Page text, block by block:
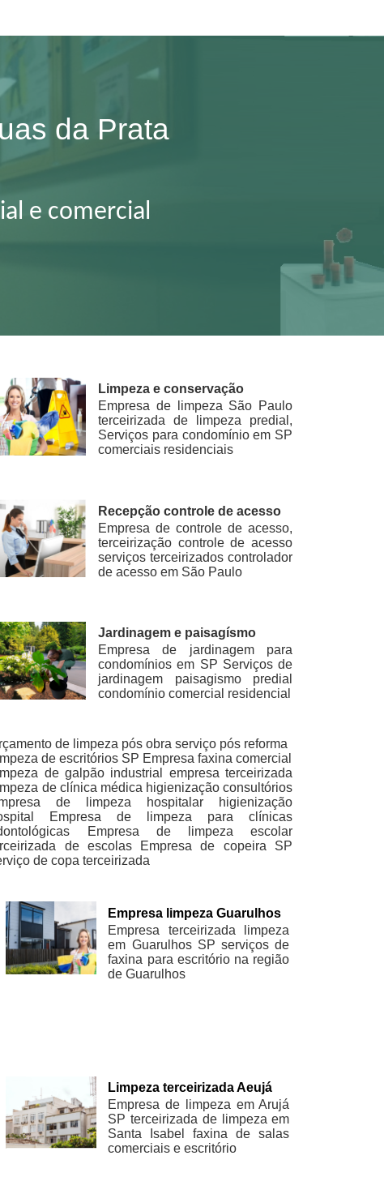
da Prata
e comercial
Limpeza e conservação
Empresa de limpeza São Paulo
terceirizada de limpeza predial,
Serviços para condomínio em SP
comerciais residenciais
Recepção controle de acesso
Empresa de controle de acesso,
terceirização controle de acesso
serviços terceirizados controlador
de acesso em São Paulo
Jardinagem e paisagísmo
Empresa de jardinagem para
condomínios em SP Serviços de
jardinagem paisagismo predial
condomínio comercial residencial
de limpeza pós obra serviço pós reforma
de escritórios SP Empresa faxina comercial
de galpão industrial empresa terceirizada
de clínica médica higienização consultórios
de limpeza hospitalar higienização
Empresa de limpeza para clínicas
Empresa de limpeza escolar
de escolas
Empresa de copeira SP
de copa terceirizada
Empresa limpeza Guarulhos
Empresa terceirizada limpeza
em Guarulhos SP serviços de
faxina para escritório na região
de Guarulhos
Limpeza terceirizada Aeujá
Empresa de limpeza em Arujá
SP terceirizada de limpeza em
Santa Isabel faxina de salas
comerciais e escritório